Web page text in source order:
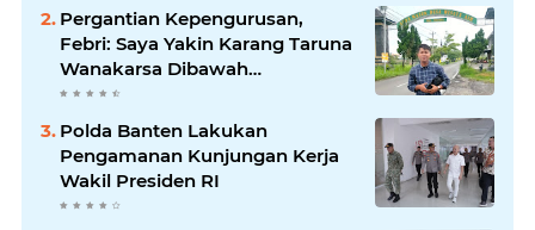
Pergantian Kepengurusan,
Febri: Saya Yakin Karang Taruna
Wanakarsa Dibawah
Kepemimpinan Bung Entus
Polda Banten Lakukan
Pengamanan Kunjungan Kerja
Wakil Presiden RI